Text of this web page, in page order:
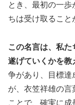
とき、最初の一
ちは受け取ること
この名言は、私
遂げていくかを教
争があり、目標達
が、衣笠祥雄の言
ことで、確実に